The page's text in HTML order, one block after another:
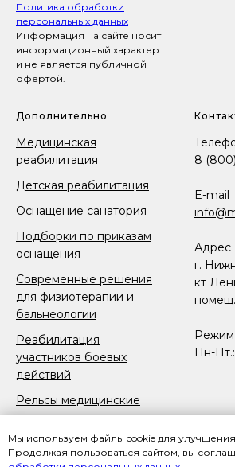
Мы используем файлы cookie для улучшения
Продолжая пользоваться сайтом, вы
Политика обработки
персональных данных
Информация на сайте носит
информационный характер
и не является публичной
офертой.
Дополнительно
Медицинская
реабилитация
Детская реабилитация
Оснащение санатория
Подборки по приказам
оснащения
Современные решения
для физиотерапии и
бальнеологии
Реабилитация
участников боевых
действий
Рельсы медицинские
протезирования и
ампутации конечностей
8
E-mail
Адрес
г.
кт
Режим
Пн-